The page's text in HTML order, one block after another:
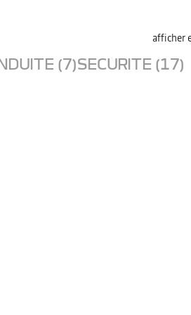
afficher
(7)SECURITE (17)